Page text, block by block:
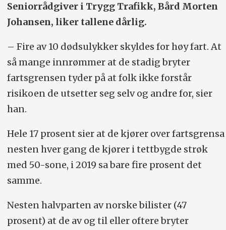
Seniorrådgiver i Trygg Trafikk, Bård Morten
Johansen, liker tallene dårlig.
– Fire av 10 dødsulykker skyldes for høy fart. At
så mange innrømmer at de stadig bryter
fartsgrensen tyder på at folk ikke forstår
risikoen de utsetter seg selv og andre for, sier
han.
Hele 17 prosent sier at de kjører over fartsgrensa
nesten hver gang de kjører i tettbygde strøk
med 50-sone, i 2019 sa bare fire prosent det
samme.
Nesten halvparten av norske bilister (47
prosent) at de av og til eller oftere bryter